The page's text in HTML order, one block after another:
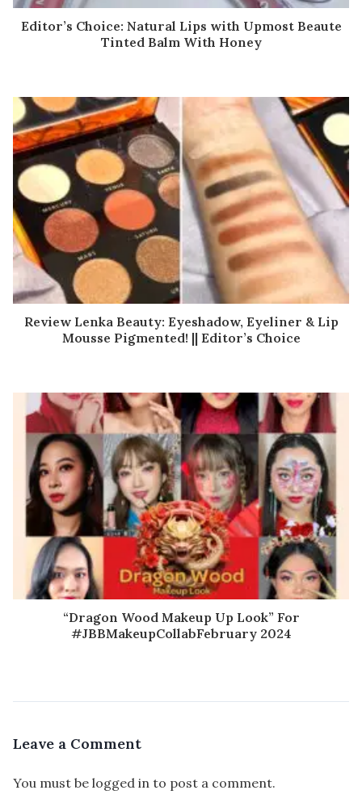
Editor’s Choice: Natural Lips with Upmost Beaute
Tinted Balm With Honey
Review Lenka Beauty: Eyeshadow, Eyeliner & Lip
Mousse Pigmented! || Editor’s Choice
“Dragon Wood Makeup Up Look” For
#JBBMakeupCollabFebruary 2024
Leave a Comment
You must be logged in to post a comment.